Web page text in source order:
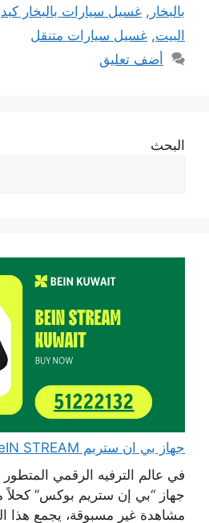
بالبخار , غسيل سيارات بالبخار كبد
البيت, غسيل سيارات متنقل
أضف تعليق
البحث
جهاز بي ان ستريم beIN STREAM الكويت مع اشتراك
في عالم الترفيه الرقمي المتطور
جهاز “بي إن ستريم بوكس” كحلاً
مشاهدة غير مسبوقة، يجمع هذا